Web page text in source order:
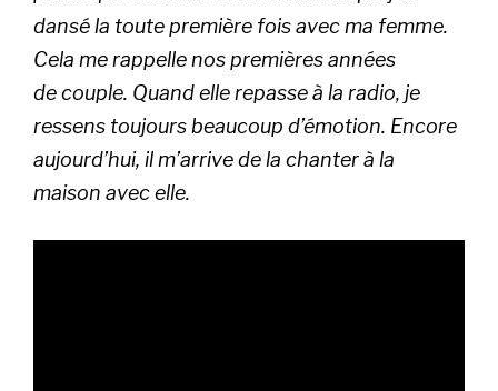
dansé la toute première fois avec ma femme.
Cela me rappelle nos premières années
de couple. Quand elle repasse à la radio, je
ressens toujours beaucoup d’émotion. Encore
aujourd’hui, il m’arrive de la chanter à la
maison avec elle.